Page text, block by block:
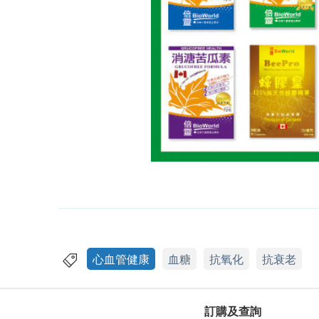
心血管健康 血糖 抗氧化 抗衰老
訂購及查詢